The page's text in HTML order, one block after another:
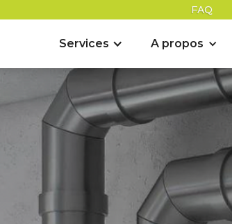
FAQ
Services A propos